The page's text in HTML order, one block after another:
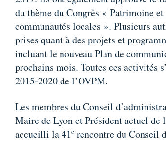
du thème du Congrès « Patrimoine
communautés locales ». Plusieurs
prises quant à des projets et
incluant le nouveau Plan de
prochains mois. Toutes ces activités
2015-2020 de l’OVPM.
Les membres du Conseil
Maire de Lyon et Président actuel de
accueilli la 41erencontre du Conseil